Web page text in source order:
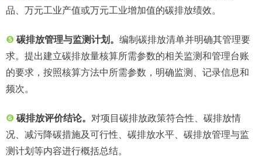
品、万元工业产值或万元工业增加值的碳排放绩效。
❺ 碳排放管理与监测计划。 编制碳排放清单并明确其管理要
求。提出建立碳排放量核算所需参数的相关监测和管理台账
的要求，按照核算方法中所需参数，明确监测、记录信息和
频次。
❻ 碳排放评价结论。 对项目碳排放政策符合性、碳排放情
况、减污降碳措施及可行性、碳排放水平、碳排放管理与监
测计划等内容进行概括总结。